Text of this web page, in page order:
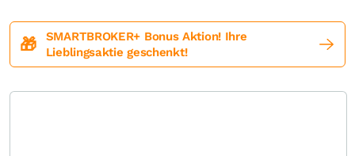
🎁
SMARTBROKER+ Bonus Aktion! Ihre
Lieblingsaktie geschenkt!